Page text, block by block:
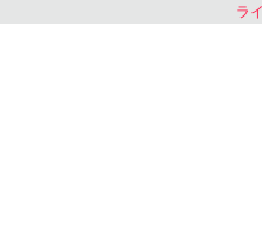
ラ